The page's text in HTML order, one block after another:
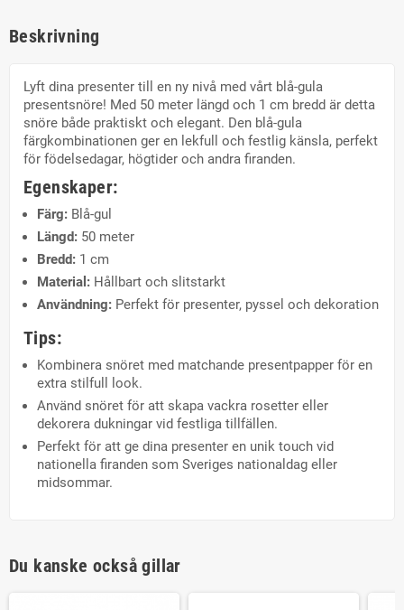
Beskrivning
Lyft dina presenter till en ny nivå med vårt blå-gula
presentsnöre! Med 50 meter längd och 1 cm bredd är detta
snöre både praktiskt och elegant. Den blå-gula
färgkombinationen ger en lekfull och festlig känsla, perfekt
för födelsedagar, högtider och andra firanden.
Egenskaper:
Färg: Blå-gul
Längd: 50 meter
Bredd: 1 cm
Material: Hållbart och slitstarkt
Användning: Perfekt för presenter, pyssel och dekoration
Tips:
Kombinera snöret med matchande presentpapper för en
extra stilfull look.
Använd snöret för att skapa vackra rosetter eller
dekorera dukningar vid festliga tillfällen.
Perfekt för att ge dina presenter en unik touch vid
nationella firanden som Sveriges nationaldag eller
midsommar.
Du kanske också gillar